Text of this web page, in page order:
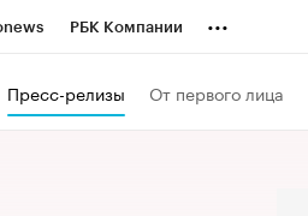
РБК Компании ...
Пресс-релизы От первого лица